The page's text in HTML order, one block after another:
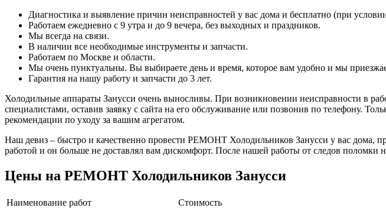
Диагностика и выявление причин неисправностей у вас дома и бесплатно (при
Работаем ежедневно с 9 утра и до 9 вечера, без выходных и праздников.
Мы всегда на связи.
В наличии все необходимые инструменты и запчасти.
Работаем по Москве и области.
Мы очень пунктуальны. Вы выбираете день и время, которое вам удобно и мы
Гарантия на нашу работу и запчасти до 3 лет.
Холодильные аппараты Занусси очень выносливы. При возникновении неисправности в
специалистами, оставив заявку с сайта на его обслуживание или позвонив по телефону.
рекомендации по уходу за вашим агрегатом.
Наш девиз – быстро и качественно провести РЕМОНТ Холодильников Занусси у вас дома,
работой и он больше не доставлял вам дискомфорт. После нашей работы от следов поломки
Цены на РЕМОНТ Холодильников Занусси
Наименование работ Стоимость